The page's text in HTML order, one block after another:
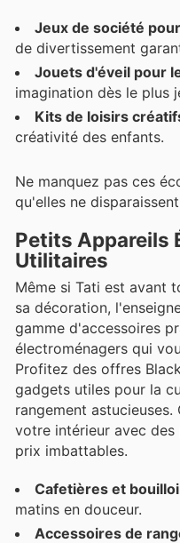
Jeux de société
de divertissement
Jouets d'éveil pour
imagination dès le plus
Kits de loisirs
créativité des enfants.
Ne manquez pas ces
qu'elles ne
Petits Appareils
Utilitaires
Même si Tati est avant
sa décoration,
gamme d'accessoires
électroménagers qui
Profitez des offres
gadgets utiles pour la
rangement
votre intérieur avec
prix imbattables.
Cafetières et
matins en douceur.
Accessoires de